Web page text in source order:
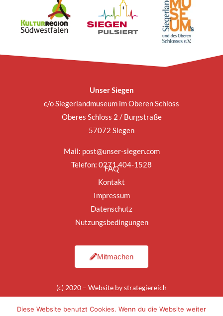
Unser Siegen
c/o Siegerlandmuseum im Oberen Schloss
Oberes Schloss 2 / Burgstraße
57072 Siegen
Mail: post@unser-siegen.com
Telefon: 0271 404-1528
FAQ
Kontakt
Impressum
Datenschutz
Nutzungsbedingungen
(c) 2020 – Website bystrategiereich
Mitmachen
Diese Website benutzt Cookies. Wenn du die Website weiter